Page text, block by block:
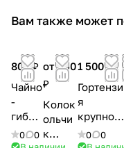
Вам также может
800 ₽
Чайно
-
гибри
дная
роза
0
0
от 350
₽
Колок
ольчи
к
1 500 ₽
Гортензи
я
крупноли
стная
You and
0
0